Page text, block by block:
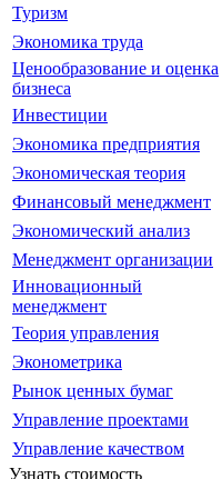
Туризм
Экономика труда
Ценообразование и оценка
бизнеса
Инвестиции
Экономика предприятия
Экономическая теория
Финансовый менеджмент
Экономический анализ
Менеджмент организации
Инновационный
менеджмент
Теория управления
Эконометрика
Рынок ценных бумаг
Управление проектами
Управление качеством
Узнать стоимость